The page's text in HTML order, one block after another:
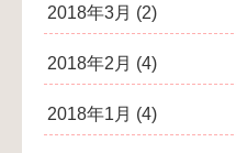
2018年3月 (2)
2018年2月 (4)
2018年1月 (4)